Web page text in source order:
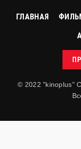
ГЛАВНАЯ
© 2022 "kinoplus"